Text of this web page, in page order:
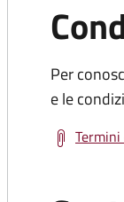
Per
e le